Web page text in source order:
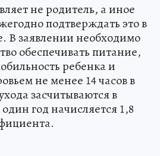
не родитель, а иное
подтверждать это в
В заявлении необходимо
обеспечивать питание,
ребенка и
не менее 14 часов в
засчитываются в
год начисляется 1,8